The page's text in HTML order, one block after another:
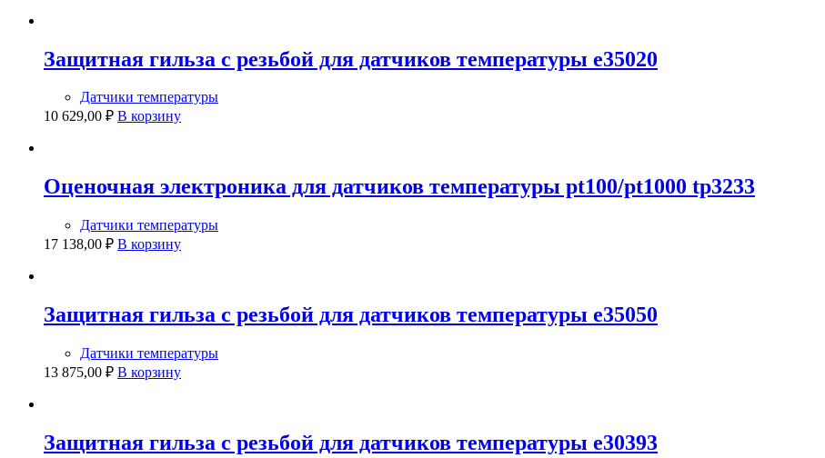
Защитная гильза с резьбой для датчиков температуры e35020
Датчики температуры
10 629,00 ₽ В корзину
Оценочная электроника для датчиков температуры pt100/pt1000 tp3233
Датчики температуры
17 138,00 ₽ В корзину
Защитная гильза с резьбой для датчиков температуры e35050
Датчики температуры
13 875,00 ₽ В корзину
Защитная гильза с резьбой для датчиков температуры e30393